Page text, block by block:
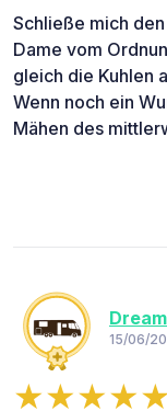
Schließe mich
Dame vom
gleich die Kuhlen
Wenn noch ein
Mähen des
15/06/